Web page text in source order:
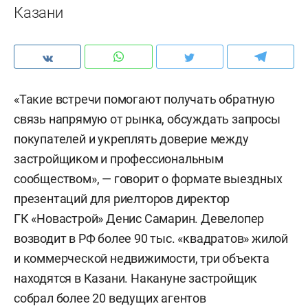
Казани
«Такие встречи помогают получать обратную
связь напрямую от рынка, обсуждать запросы
покупателей и укреплять доверие между
застройщиком и профессиональным
сообществом», — говорит о формате выездных
презентаций для риелторов директор
ГК «Новастрой» Денис Самарин. Девелопер
возводит в РФ более 90 тыс. «квадратов» жилой
и коммерческой недвижимости, три объекта
находятся в Казани. Накануне застройщик
собрал более 20 ведущих агентов